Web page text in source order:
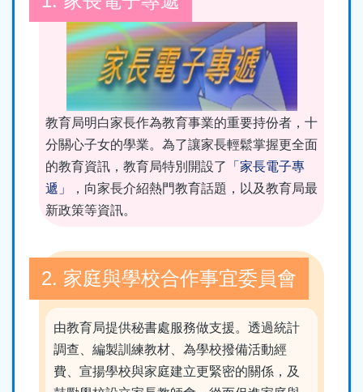
教育局明白家長作為教育事業的重要持份者，十
分關心子女的學業。為了讓家長輕鬆掌握更全面
的教育資訊，教育局特別開設了 「家長電子專
遞」
，向家長介紹熱門教育話題，以及教育局最
新政策等資訊。
2. 家庭與學校合作事宜委員會
由教育局提供秘書處服務做支援。透過統計
調查、編製訓練教材、為學校撥備活動經
費、宣揚學校與家庭建立更緊密的關係，及